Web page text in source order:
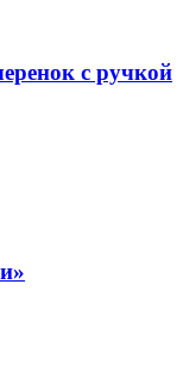
с ручкой